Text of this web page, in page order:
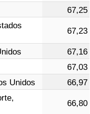
67,25
67,23
67,16
67,03
Unidos 66,97
66,80